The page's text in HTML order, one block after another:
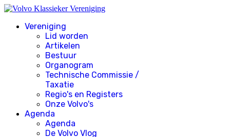
Vereniging
Lid worden
Artikelen
Bestuur
Organogram
Technische Commissie /
Taxatie
Regio's en Registers
Onze Volvo's
Agenda
Agenda
De Volvo Vlog